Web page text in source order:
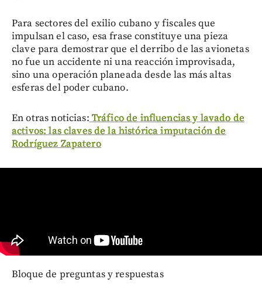
Para sectores del exilio cubano y fiscales que
impulsan el caso, esa frase constituye una pieza
clave para demostrar que el derribo de las avionetas
no fue un accidente ni una reacción improvisada,
sino una operación planeada desde las más altas
esferas del poder cubano.
En otras noticias: Tráfico de influencias y lavado de
activos: las claves de la histórica imputación de
Rodríguez Zapatero
Bloque de preguntas y respuestas